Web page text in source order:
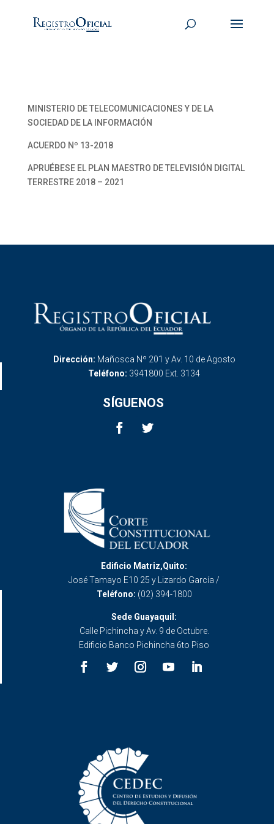
MINISTERIO DE TELECOMUNICACIONES Y DE LA
SOCIEDAD DE LA INFORMACIÓN
ACUERDO Nº 13-2018
APRUÉBESE EL PLAN MAESTRO DE TELEVISIÓN DIGITAL
TERRESTRE 2018 – 2021
Dirección: Mañosca Nº 201 y Av. 10 de Agosto
Teléfono: 3941800 Ext. 3134
SÍGUENOS
Edificio Matriz,Quito:
José Tamayo E10 25 y Lizardo García /
Teléfono: (02) 394-1800
Sede Guayaquil:
Calle Pichincha y Av. 9 de Octubre.
Edificio Banco Pichincha 6to Piso